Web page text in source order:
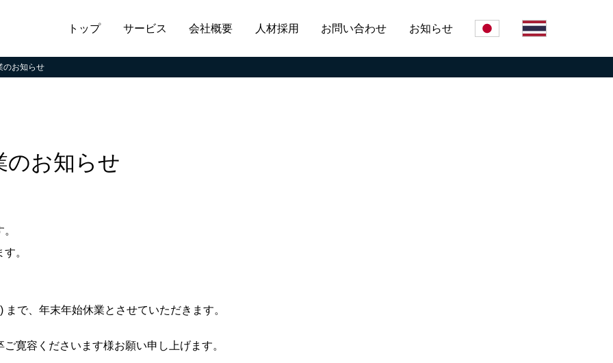
トップ サービス 会社概要 人材採用 お問い合わせ お知らせ
のお知らせ
のお知らせ
。
で、年末年始休業とさせていただきます。
寛容くださいます様お願い申し上げます。